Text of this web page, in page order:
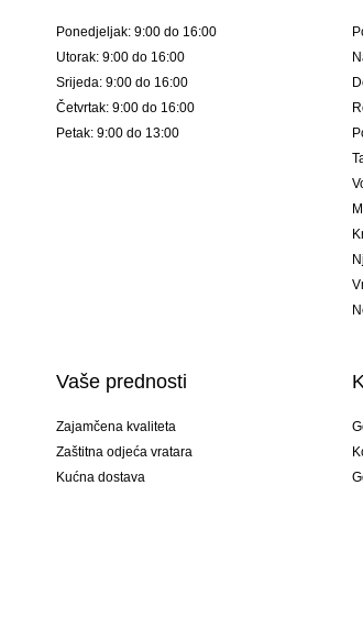
Ponedjeljak: 9:00 do 16:00
Utorak: 9:00 do 16:00
Srijeda: 9:00 do 16:00
Četvrtak: 9:00 do 16:00
Petak: 9:00 do 13:00
Vaše prednosti
Zajamčena kvaliteta
Zaštitna odjeća vratara
Kućna dostava